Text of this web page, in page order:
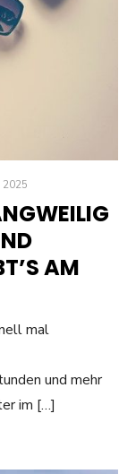
2025
U
AM H
mal
und mehr
im […]